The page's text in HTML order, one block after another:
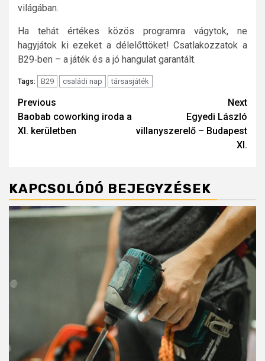
világában.
Ha tehát értékes közös programra vágytok, ne
hagyjátok ki ezeket a délelőttöket! Csatlakozzatok a
B29‑ben – a játék és a jó hangulat garantált.
Tags: B29 családi nap társasjáték
Post
navigation
Previous
Baobab coworking iroda a
XI. kerületben
Next
Egyedi László
villanyszerelő – Budapest
XI.
KAPCSOLÓDÓ BEJEGYZÉSEK